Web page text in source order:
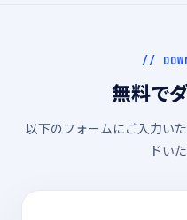
//
無料で
以下のフォームにご入力い
ドい